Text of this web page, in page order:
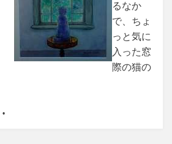
るなか
で、ちょ
っと気に
入った窓
際の猫の